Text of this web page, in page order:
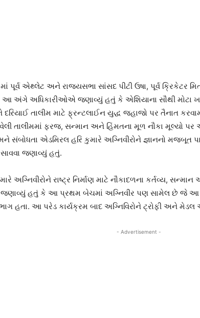
પૂર્વ એથ્લેટ અને રાજ્યસભા સાંસદ પીટી ઉષા, પૂર્વ ક્રિકેટર
આ અંગે અધિકારીઓએ જણાવ્યું હતું કે એશિયાના સૌથી મોટા
દરિયાઈ તાલીમ માટે ફ્રન્ટલાઈન યુદ્ધ જહાજો પર તૈનાત
તાલીમમાં ફરજ, સન્માન અને હિંમતના મૂળ નૌકા મૂલ્યો પર
સંબોધતા એડમિરલ હરિ કુમારે અગ્નિવીરોને જ્ઞાનનો મજબૂત
જણાવ્યું હતું.
અગ્નિવીરોને રાષ્ટ્ર નિર્માણ માટે નૌકાદળના કર્તવ્ય,
હતું કે આ પ્રથમ બેચમાં અગ્નિવીર પણ સામેલ છે જે આ
હતા. આ પરેડ કાર્યક્રમ બાદ અગ્નિવિરોને ટ્રોફી અને
- Advertisement -